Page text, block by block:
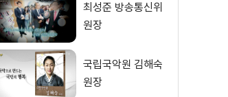
최성준 방송통신위
원장
국립국악원 김해숙
원장